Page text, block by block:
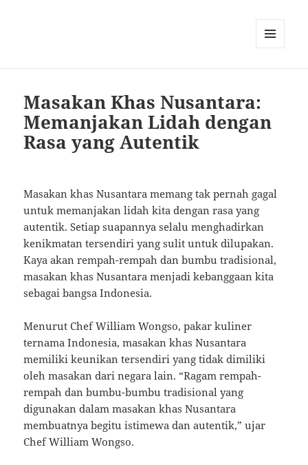
Masakan Khas Nusantara:
Memanjakan Lidah dengan
Rasa yang Autentik
Masakan khas Nusantara memang tak pernah gagal
untuk memanjakan lidah kita dengan rasa yang
autentik. Setiap suapannya selalu menghadirkan
kenikmatan tersendiri yang sulit untuk dilupakan.
Kaya akan rempah-rempah dan bumbu tradisional,
masakan khas Nusantara menjadi kebanggaan kita
sebagai bangsa Indonesia.
Menurut Chef William Wongso, pakar kuliner
ternama Indonesia, masakan khas Nusantara
memiliki keunikan tersendiri yang tidak dimiliki
oleh masakan dari negara lain. “Ragam rempah-
rempah dan bumbu-bumbu tradisional yang
digunakan dalam masakan khas Nusantara
membuatnya begitu istimewa dan autentik,” ujar
Chef William Wongso.